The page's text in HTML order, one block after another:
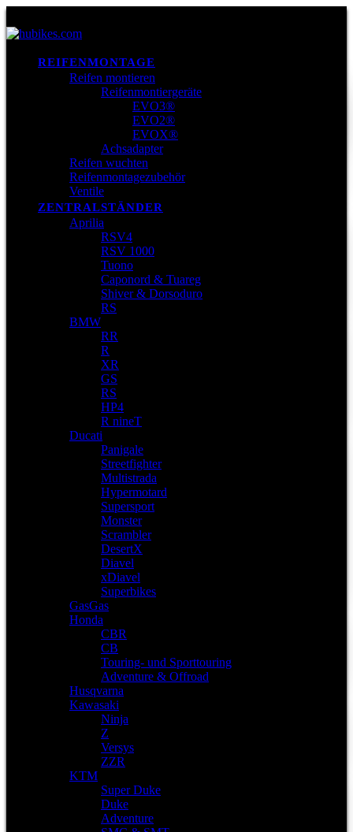
REIFENMONTAGE
Reifen montieren
Reifenmontiergeräte
EVO3®
EVO2®
EVOX®
Achsadapter
Reifen wuchten
Reifenmontagezubehör
Ventile
ZENTRALSTÄNDER
Aprilia
RSV4
RSV 1000
Tuono
Caponord & Tuareg
Shiver & Dorsoduro
RS
BMW
RR
R
XR
GS
RS
HP4
R nineT
Ducati
Panigale
Streetfighter
Multistrada
Hypermotard
Supersport
Monster
Scrambler
DesertX
Diavel
xDiavel
Superbikes
GasGas
Honda
CBR
CB
Touring- und Sporttouring
Adventure & Offroad
Husqvarna
Kawasaki
Ninja
Z
Versys
ZZR
KTM
Super Duke
Duke
Adventure